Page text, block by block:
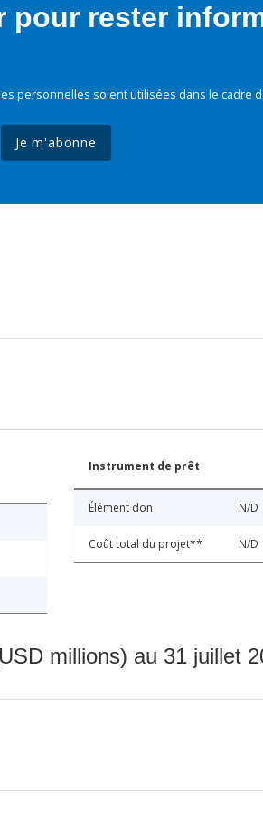
pour rester
personnelles soient utilisées dans le cadre
Je m'abonne
Instrument de prêt
Élément don N/D
Coût total du projet** N/D
millions) au 31 juillet